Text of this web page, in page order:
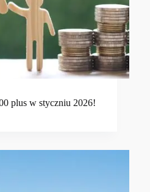
plus w styczniu 2026!